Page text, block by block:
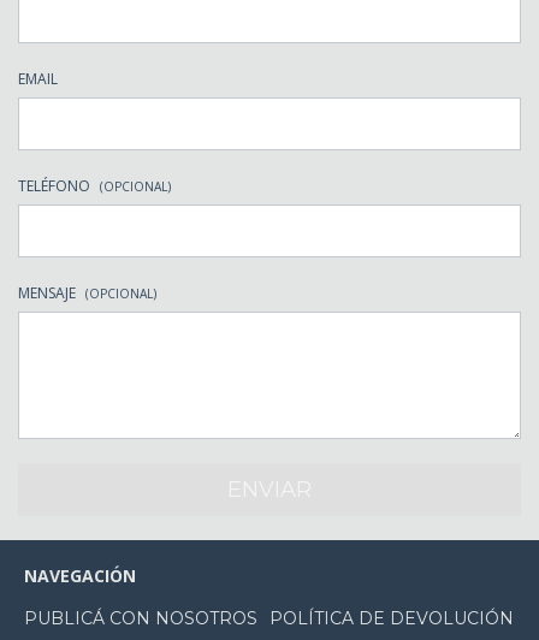
EMAIL
TELÉFONO (OPCIONAL)
MENSAJE (OPCIONAL)
NAVEGACIÓN
PUBLICÁ CON NOSOTROS POLÍTICA DE DEVOLUCIÓN